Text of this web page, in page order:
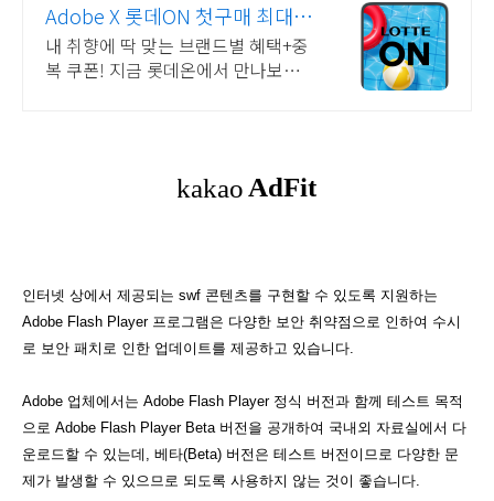
Adobe X 롯데ON 첫구매 최대 5
천원 혜택!
내 취향에 딱 맞는 브랜드별 혜택+중
복 쿠폰! 지금 롯데온에서 만나보세
인터넷 상에서 제공되는 swf 콘텐츠를 구현할 수 있도록 지원하는
Adobe Flash Player 프로그램은 다양한 보안 취약점으로 인하여 수시
로 보안 패치로 인한 업데이트를 제공하고 있습니다.
Adobe 업체에서는 Adobe Flash Player 정식 버전과 함께 테스트 목적
으로 Adobe Flash Player Beta 버전을 공개하여 국내외 자료실에서 다
운로드할 수 있는데, 베타(Beta) 버전은 테스트 버전이므로 다양한 문
제가 발생할 수 있으므로 되도록 사용하지 않는 것이 좋습니다.